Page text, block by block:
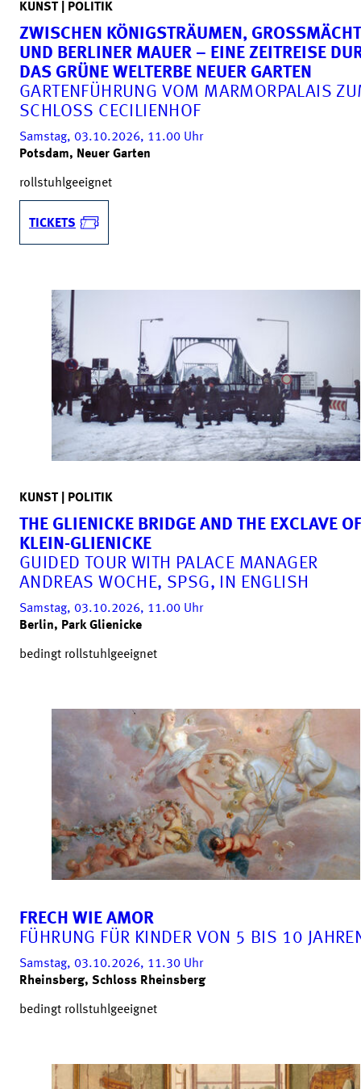
KUNST | POLITIK
ZWISCHEN KÖNIGSTRÄUMEN,
ND BERLINER MAUER – EINE ZEITREISE
AS GRÜNE WELTERBE NEUER GARTEN
GARTENFÜHRUNG VOM MARMORPALAIS
SCHLOSS CECILIENHOF
Samstag, 03.10.2026, 11.00 Uhr
Potsdam, Neuer Garten
rollstuhlgeeignet
TICKETS
KUNST | POLITIK
THE GLIENICKE BRIDGE AND THE EXCLAVE OF
KLEIN-GLIENICKE
GUIDED TOUR WITH PALACE MANAGER
ANDREAS WOCHE, SPSG, IN ENGLISH
Samstag, 03.10.2026, 11.00 Uhr
Berlin, Park Glienicke
bedingt rollstuhlgeeignet
FRECH WIE AMOR
FÜHRUNG FÜR KINDER VON 5 BIS 10
Samstag, 03.10.2026, 11.30 Uhr
Rheinsberg, Schloss Rheinsberg
bedingt rollstuhlgeeignet